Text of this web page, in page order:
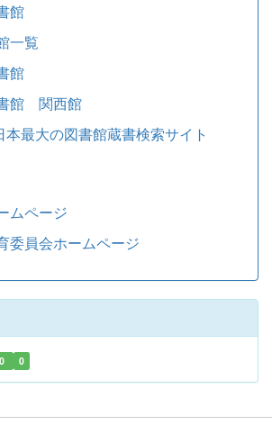
館
一覧
館
館 関西館
本最大の図書館蔵書検索サイト
ムページ
委員会ホームページ
0 0